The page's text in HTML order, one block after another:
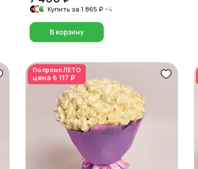
Купить за 1 865 ₽ ×4
В корзину
По промоЛЕТО
цена 6 117 ₽